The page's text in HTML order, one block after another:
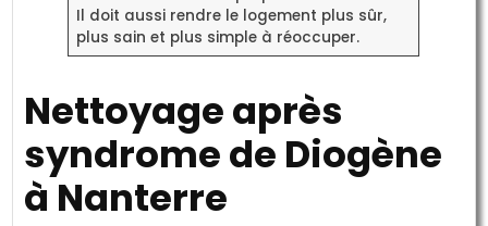
Il doit aussi rendre le logement plus sûr,
plus sain et plus simple à réoccuper.
Nettoyage après
syndrome de Diogène
à Nanterre